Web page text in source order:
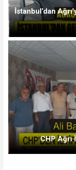
İstanbul’dan
CHP Ağrı